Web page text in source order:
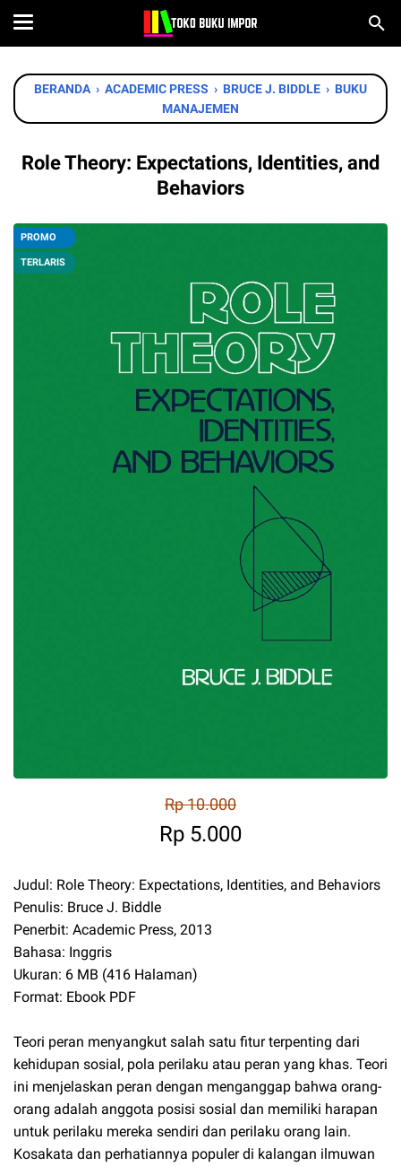
BERANDA › ACADEMIC PRESS › BRUCE J. BIDDLE › BUKU
MANAJEMEN
Role Theory: Expectations, Identities, and
Behaviors
PROMO
TERLARIS
Rp 10.000
Rp 5.000
Judul: Role Theory: Expectations, Identities, and Behaviors
Penulis: Bruce J. Biddle
Penerbit: Academic Press, 2013
Bahasa: Inggris
Ukuran: 6 MB (416 Halaman)
Format: Ebook PDF
Teori peran menyangkut salah satu fitur terpenting dari
kehidupan sosial, pola perilaku atau peran yang khas. Teori
ini menjelaskan peran dengan menganggap bahwa orang-
orang adalah anggota posisi sosial dan memiliki harapan
untuk perilaku mereka sendiri dan perilaku orang lain.
Kosakata dan perhatiannya populer di kalangan ilmuwan